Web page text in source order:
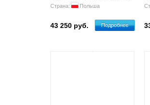
Страна:
Польша
43 250 руб. Подробнее